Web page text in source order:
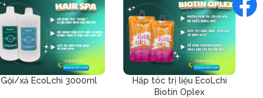
Gội/xả EcoLchi 3000ml
Hấp tóc trị liệu EcoLchi
Biotin Oplex